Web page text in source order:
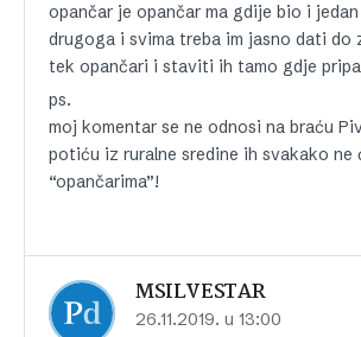
opančar je opančar ma gdije bio i
drugoga i svima treba im jasno dati do
tek opančari i staviti ih tamo gdje
ps.
moj komentar se ne odnosi na braću
potiću iz ruralne sredine ih svakako ne
“opančarima”!
MSILVESTAR
26.11.2019. u 13:00